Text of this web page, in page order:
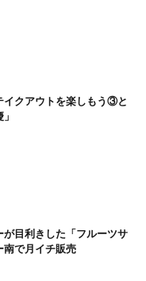
イクアウトを楽しもう③と
が目利きした「フルーツサ
南で月イチ販売